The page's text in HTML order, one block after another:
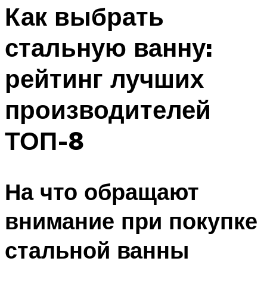
Как выбрать
стальную ванну:
рейтинг лучших
производителей
ТОП-8
На что обращают
внимание при покупке
стальной ванны